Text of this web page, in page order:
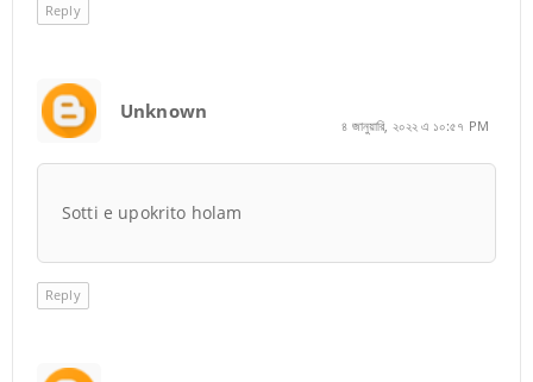
Reply
Unknown
৪ জানুয়ারি, ২০২২ এ ১০:৫৭ PM
Sotti e upokrito holam
Reply